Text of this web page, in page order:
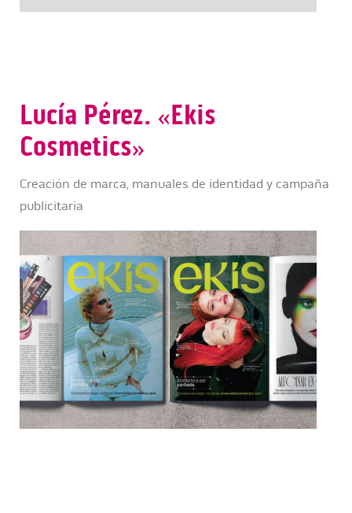
Lucía Pérez. «Ekis
Cosmetics»
Creación de marca, manuales de identidad y campaña
publicitaria